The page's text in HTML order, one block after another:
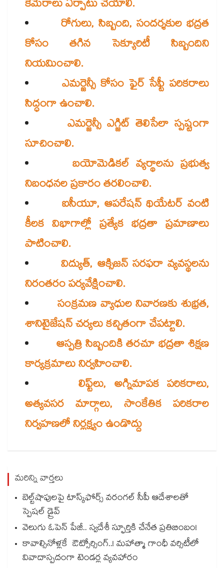
కెమెరాలు ఏర్పాటు చేయాలి.
రోగులు, సిబ్బంది, సందర్శకుల భద్రత
కోసం తగిన సెక్యూరిటీ సిబ్బందిని
నియమించాలి.
ఎమర్జెన్సీ కోసం ఫైర్ సేఫ్టీ పరికరాలు
సిద్ధంగా ఉంచాలి.
ఎమర్జెన్సీ ఎగ్జిట్ తెలిసేలా స్పష్టంగా
సూచించాలి.
బయోమెడికల్ వ్యర్థాలను ప్రభుత్వ
నిబంధనల ప్రకారం తరలించాలి.
ఐసీయూ, ఆపరేషన్ థియేటర్ వంటి
కీలక విభాగాల్లో ప్రత్యేక భద్రతా ప్రమాణాలు
పాటించాలి.
విద్యుత్, ఆక్సిజన్ సరఫరా వ్యవస్థలను
నిరంతరం పర్యవేక్షించాలి.
సంక్రమణ వ్యాధుల నివారణకు శుభ్రత,
శానిటైజేషన్ చర్యలు కచ్చితంగా చేపట్టాలి.
ఆస్పత్రి సిబ్బందికి తరచూ భద్రతా శిక్షణ
కార్యక్రమాలు నిర్వహించాలి.
లిఫ్ట్‌‌లు, అగ్నిమాపక పరికరాలు,
అత్యవసర మార్గాలు, సాంకేతిక పరికరాల
నిర్వహణలో నిర్లక్ష్యం ఉండొద్దు
మరిన్ని వార్తలు
బెల్ట్‌‌‌‌‌‌‌‌‌‌‌‌‌‌‌‌‌‌‌‌‌‌‌‌‌‌‌‌‌‌‌‌షాపులపై టాస్క్‌‌‌‌‌‌‌‌‌‌‌‌‌‌‌‌‌‌‌‌‌‌‌‌‌‌‌‌‌‌‌‌ఫోర్స్ వరంగల్‌‌‌‌‌‌‌‌‌‌‌‌‌‌‌‌‌‌‌‌‌‌‌‌‌‌‌‌‌‌‌‌ సీపీ ఆదేశాలతో
స్పెషల్ డ్రైవ్‌‌‌‌‌‌‌‌‌‌‌‌‌‌‌‌‌‌‌‌‌‌‌‌‌‌‌‌‌‌‌‌
వెలుగు ఓపెన్ పేజీ.. స్వదేశీ స్ఫూర్తికి చేనేత ప్రతిబింబం!
కావాల్సినోళ్లకే ఔట్సోర్సింగ్..! మహాత్మా గాంధీ వర్సిటీలో
వివాదాస్పదంగా టెండర్ల వ్యవహారం